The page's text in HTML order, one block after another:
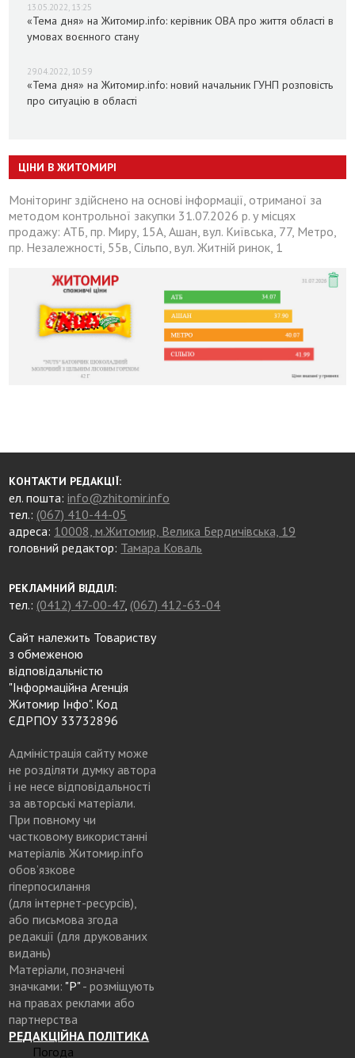
13.05.2022, 13:25
«Тема дня» на Житомир.info: керівник ОВА про життя області в
умовах воєнного стану
29.04.2022, 10:59
«Тема дня» на Житомир.info: новий начальник ГУНП розповість
про ситуацію в області
ЦІНИ В ЖИТОМИРІ
Моніторинг здійснено на основі інформації, отриманої за
методом контрольної закупки 31.07.2026 р. у місцях
продажу: АТБ, пр. Миру, 15А, Ашан, вул. Київська, 77, Метро,
пр. Незалежності, 55в, Сільпо, вул. Житній ринок, 1
КОНТАКТИ РЕДАКЦІЇ:
ел. пошта:info@zhitomir.info
тел.: (067) 410-44-05
адреса: 10008, м.Житомир, Велика Бердичівська, 19
головний редактор: Тамара Коваль
РЕКЛАМНИЙ ВІДДІЛ:
тел.: (0412) 47-00-47, (067) 412-63-04
Сайт належить Товариству
з обмеженою
відповідальністю
"Інформаційна Агенція
Житомир Інфо". Код
ЄДРПОУ 33732896
Адміністрація сайту може
не розділяти думку автора
і не несе відповідальності
за авторські матеріали.
При повному чи
частковому використанні
матеріалів Житомир.info
обов’язкове
гіперпосилання
(для інтернет-ресурсів),
або письмова згода
редакції (для друкованих
видань)
Матеріали, позначені
значками: "Р"- розміщують
на правах реклами або
партнерства
РЕДАКЦІЙНА ПОЛІТИКА
Погода